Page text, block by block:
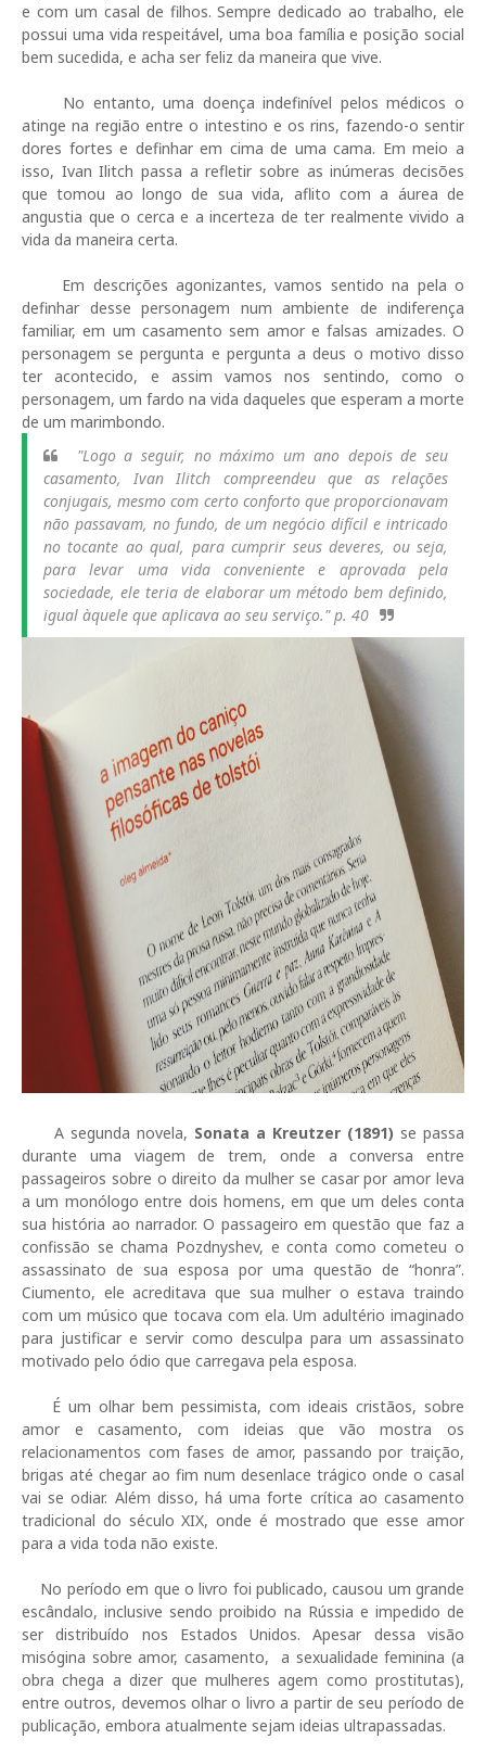
e com um casal de filhos. Sempre dedicado ao trabalho, ele
possui uma vida respeitável, uma boa família e posição social
bem sucedida, e acha ser feliz da maneira que vive.
No entanto, uma doença indefinível pelos médicos o
atinge na região entre o intestino e os rins, fazendo-o sentir
dores fortes e definhar em cima de uma cama. Em meio a
isso, Ivan Ilitch passa a refletir sobre as inúmeras decisões
que tomou ao longo de sua vida, aflito com a áurea de
angustia que o cerca e a incerteza de ter realmente vivido a
vida da maneira certa.
Em descrições agonizantes, vamos sentido na pela o
definhar desse personagem num ambiente de indiferença
familiar, em um casamento sem amor e falsas amizades. O
personagem se pergunta e pergunta a deus o motivo disso
ter acontecido, e assim vamos nos sentindo, como o
personagem, um fardo na vida daqueles que esperam a morte
de um marimbondo.
"Logo a seguir, no máximo um ano depois de seu
casamento, Ivan Ilitch compreendeu que as relações
conjugais, mesmo com certo conforto que proporcionavam
não passavam, no fundo, de um negócio difícil e intricado
no tocante ao qual, para cumprir seus deveres, ou seja,
para levar uma vida conveniente e aprovada pela
sociedade, ele teria de elaborar um método bem definido,
igual àquele que aplicava ao seu serviço." p. 40
A segunda novela, Sonata a Kreutzer (1891) se passa
durante uma viagem de trem, onde a conversa entre
passageiros sobre o direito da mulher se casar por amor leva
a um monólogo entre dois homens, em que um deles conta
sua história ao narrador. O passageiro em questão que faz a
confissão se chama Pozdnyshev, e conta como cometeu o
assassinato de sua esposa por uma questão de “honra”.
Ciumento, ele acreditava que sua mulher o estava traindo
com um músico que tocava com ela. Um adultério imaginado
para justificar e servir como desculpa para um assassinato
motivado pelo ódio que carregava pela esposa.
É um olhar bem pessimista, com ideais cristãos, sobre
amor e casamento, com ideias que vão mostra os
relacionamentos com fases de amor, passando por traição,
brigas até chegar ao fim num desenlace trágico onde o casal
vai se odiar. Além disso, há uma forte crítica ao casamento
tradicional do século XIX, onde é mostrado que esse amor
para a vida toda não existe.
No período em que o livro foi publicado, causou um grande
escândalo, inclusive sendo proibido na Rússia e impedido de
ser distribuído nos Estados Unidos. Apesar dessa visão
misógina sobre amor, casamento, a sexualidade feminina (a
obra chega a dizer que mulheres agem como prostitutas),
entre outros, devemos olhar o livro a partir de seu período de
publicação, embora atualmente sejam ideias ultrapassadas.